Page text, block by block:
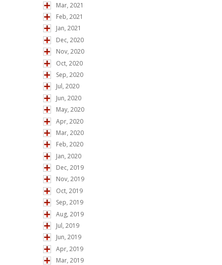
Mar, 2021
Feb, 2021
Jan, 2021
Dec, 2020
Nov, 2020
Oct, 2020
Sep, 2020
Jul, 2020
Jun, 2020
May, 2020
Apr, 2020
Mar, 2020
Feb, 2020
Jan, 2020
Dec, 2019
Nov, 2019
Oct, 2019
Sep, 2019
Aug, 2019
Jul, 2019
Jun, 2019
Apr, 2019
Mar, 2019